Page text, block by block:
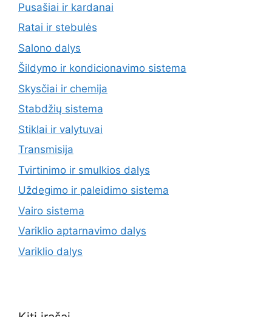
Pusašiai ir kardanai
Ratai ir stebulės
Salono dalys
Šildymo ir kondicionavimo sistema
Skysčiai ir chemija
Stabdžių sistema
Stiklai ir valytuvai
Transmisija
Tvirtinimo ir smulkios dalys
Uždegimo ir paleidimo sistema
Vairo sistema
Variklio aptarnavimo dalys
Variklio dalys